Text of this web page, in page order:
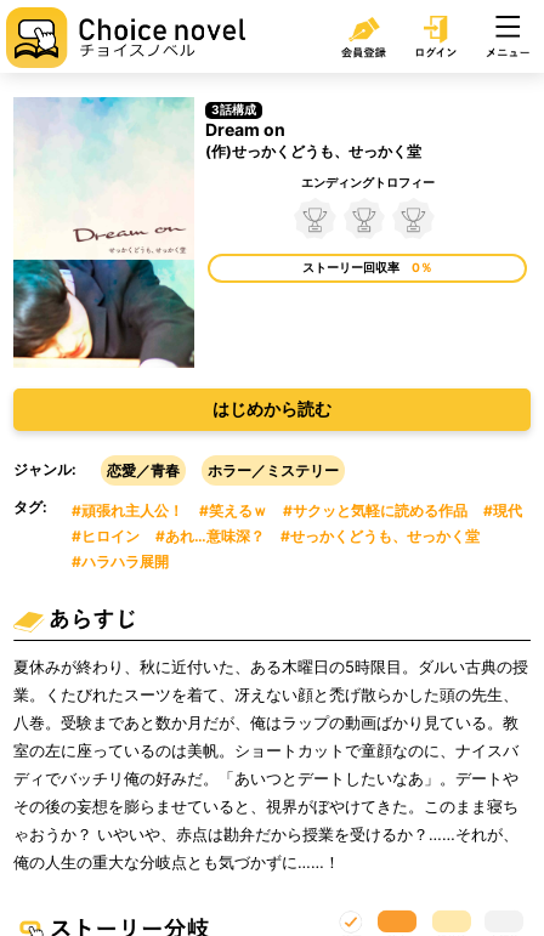
3話構成
Dream on
(作)せっかくどうも、せっかく堂
エンディングトロフィー
ストーリー回収率 0％
はじめから読む
ジャンル: 恋愛／青春
ホラー／ミステリー
タグ:
#頑張れ主人公！ #笑えるｗ #サクッと気軽に読める作品
#現代
#ヒロイン
#あれ…意味深？
#せっかくどうも、せっかく堂
#ハラハラ展開
夏休みが終わり、秋に近付いた、ある木曜日の5時限目。ダルい古典の授
業。くたびれたスーツを着て、冴えない顔と禿げ散らかした頭の先生、
八巻。受験まであと数か月だが、俺はラップの動画ばかり見ている。教
室の左に座っているのは美帆。ショートカットで童顔なのに、ナイスバ
ディでバッチリ俺の好みだ。「あいつとデートしたいなあ」。デートや
その後の妄想を膨らませていると、視界がぼやけてきた。このまま寝ち
ゃおうか？ いやいや、赤点は勘弁だから授業を受けるか？……それが、
俺の人生の重大な分岐点とも気づかずに……！